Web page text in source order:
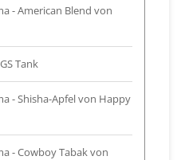
- American Blend von
Tank
- Shisha-Apfel von Happy
- Cowboy Tabak von